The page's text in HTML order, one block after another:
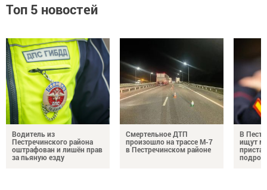
Топ 5 новостей
Водитель из
Пестречинского района
оштрафован и лишён прав
за пьяную езду
Смертельное ДТП
произошло на трассе М-7
в Пестречинском районе
В
ищут